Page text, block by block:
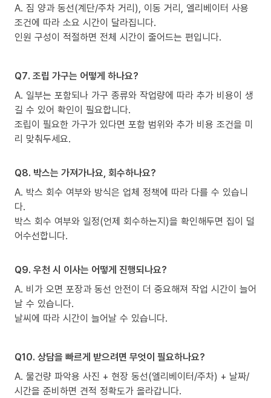
A. 짐 양과 동선(계단/주차 거리), 이동 거리, 엘리베이터 사용
조건에 따라 소요 시간이 달라집니다.
인원 구성이 적절하면 전체 시간이 줄어드는 편입니다.
Q7. 조립 가구는 어떻게 하나요?
A. 일부는 포함되나 가구 종류와 작업량에 따라 추가 비용이 생
길 수 있어 확인이 필요합니다.
조립이 필요한 가구가 있다면 포함 범위와 추가 비용 조건을 미
리 맞춰두세요.
Q8. 박스는 가져가나요, 회수하나요?
A. 박스 회수 여부와 방식은 업체 정책에 따라 다를 수 있습니
다.
박스 회수 여부와 일정(언제 회수하는지)을 확인해두면 집이 덜
어수선합니다.
Q9. 우천 시 이사는 어떻게 진행되나요?
A. 비가 오면 포장과 동선 안전이 더 중요해져 작업 시간이 늘어
날 수 있습니다.
날씨에 따라 시간이 늘어날 수 있습니다.
Q10. 상담을 빠르게 받으려면 무엇이 필요하나요?
A. 물건량 파악용 사진 + 현장 동선(엘리베이터/주차) + 날짜/
시간을 준비하면 견적 정확도가 올라갑니다.